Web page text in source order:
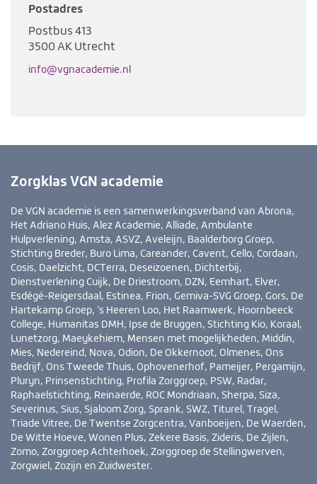
Postadres
Postbus 413
3500 AK Utrecht
info@vgnacademie.nl
Zorgklas VGN academie
De VGN academie is een samenwerkingsverband van Abrona,
Het Adriano Huis, Alez Academie, Alliade, Ambulante
Hulpverlening, Amsta, ASVZ, Aveleijn, Baalderborg Groep,
Stichting Breder, Buro Lima, Careander, Cavent, Cello, Cordaan,
Cosis, Daelzicht, DCTerra, Deseizoenen, Dichterbij,
Dienstverlening Cuijk, De Driestroom, DZN, Eemhart, Elver,
Esdégé-Reigersdaal, Estinea, Frion, Gemiva-SVG Groep, Gors, De
Hartekamp Groep, ’s Heeren Loo, Het Raamwerk, Hoornbeeck
College, Humanitas DMH, Ipse de Bruggen, Stichting Kio, Koraal,
Lunetzorg, Maeykehiem, Mensen met mogelijkheden, Middin,
Mies, Nedereind, Nova, Odion, De Okkernoot, Olmenes, Ons
Bedrijf, Ons Tweede Thuis, Ophovenerhof, Pameijer, Pergamijn,
Pluryn, Prinsenstichting, Profila Zorggroep, PSW, Radar,
Raphaelstichting, Reinaerde, ROC Mondriaan, Sherpa, Siza,
Severinus, Sius, Sjaloom Zorg, Sprank, SWZ, Titurel, Tragel,
Triade Vitree, De Twentse Zorgcentra, Vanboeijen, De Waerden,
De Witte Hoeve, Wonen Plus, Zekere Basis, Zideris, De Zijlen,
Zomo, Zorggroep Achterhoek, Zorggroep de Stellingwerven,
Zorgwiel, Zozijn en Zuidwester.